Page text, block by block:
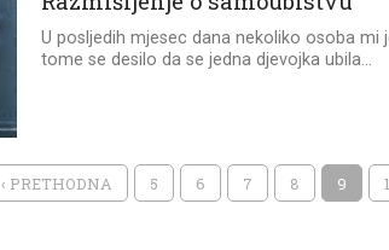
U posljedih mjesec dana nekoliko osoba mi
tome se desilo da se jedna djevojka ubila...
‹ PRETHODNA 5 6 7 8 9